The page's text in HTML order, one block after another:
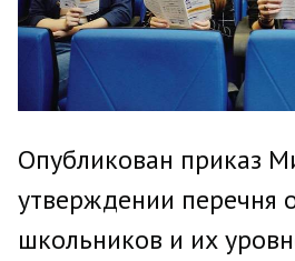
Опубликован приказ
утверждении перечня
школьников и их